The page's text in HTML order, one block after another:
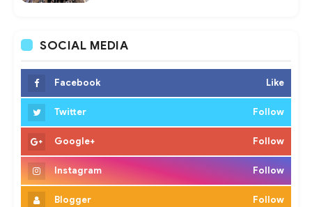
SOCIAL MEDIA
Facebook Like
Twitter Follow
Google+ Follow
Instagram Follow
Blogger Follow